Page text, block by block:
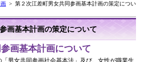
> 第２次江差町男女共同参画基本計画の策定につい
画基本計画の策定について
画基本計画について
男女共同参画社会基本法」及び、女性が職業生